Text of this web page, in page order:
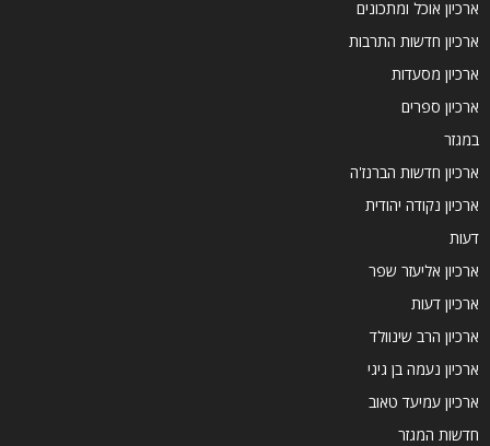
ארכיון אוכל ומתכונים
ארכיון חדשות התרבות
ארכיון מסעדות
ארכיון ספרים
במגזר
ארכיון חדשות הברנז'ה
ארכיון נקודה יהודית
דעות
ארכיון אליעזר שפר
ארכיון דעות
ארכיון הרב שינוולד
ארכיון נעמה בן גיגי
ארכיון עמיעד טאוב
חדשות המגזר